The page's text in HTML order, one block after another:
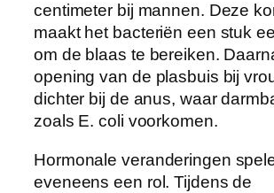
centimeter bij mannen. Deze
maakt het bacteriën een stuk
om de blaas te bereiken.
opening van de plasbuis bij
dichter bij de anus, waar
zoals E. coli voorkomen.
Hormonale veranderingen
eveneens een rol. Tijdens de